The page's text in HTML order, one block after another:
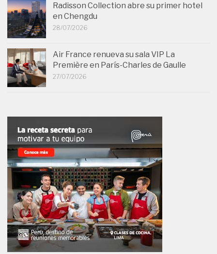
Radisson Collection abre su primer hotel
en Chengdu
28/07/2026
Air France renueva su sala VIP La
Première en París-Charles de Gaulle
27/07/2026